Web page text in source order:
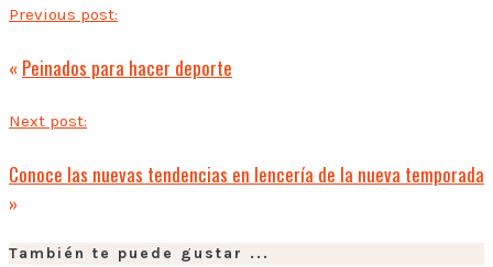
Previous post:
« Peinados para hacer deporte
Next post:
Conoce las nuevas tendencias en lencería de la nueva temporada
»
También te puede gustar ...